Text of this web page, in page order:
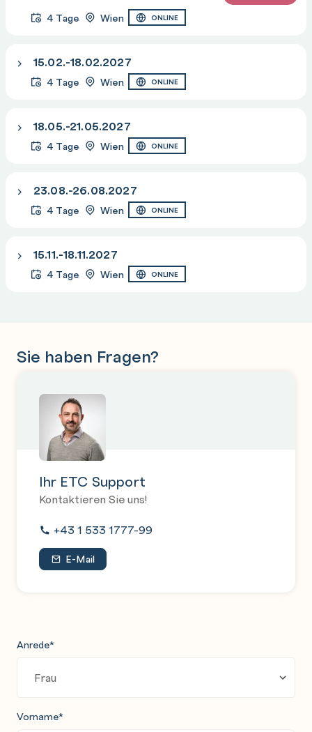
4 Tage Wien ONLINE
15.02.-18.02.2027
4 Tage Wien ONLINE
18.05.-21.05.2027
4 Tage Wien ONLINE
23.08.-26.08.2027
4 Tage Wien ONLINE
15.11.-18.11.2027
4 Tage Wien ONLINE
Sie haben Fragen?
Ihr ETC Support
Kontaktieren Sie uns!
+43 1 533 1777-99
E-Mail
Anrede*
Vorname*